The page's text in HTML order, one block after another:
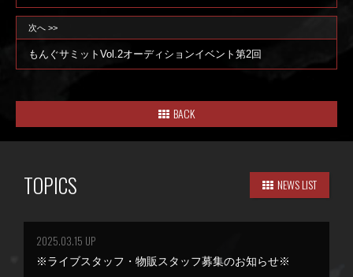
次へ >>
もんぐサミットVol.2オーディションイベント第2回
BACK
TOPICS NEWS LIST
2025.03.15 UP
※ライブスタッフ・物販スタッフ募集のお知らせ※